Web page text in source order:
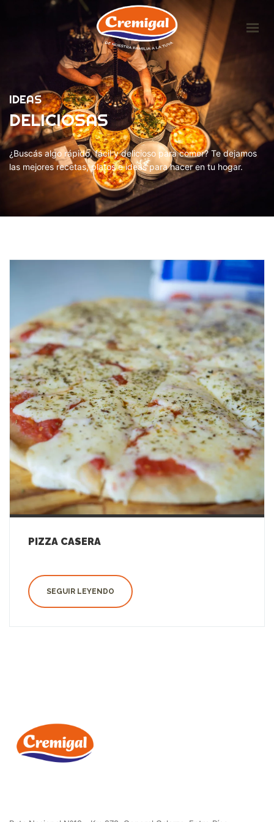
HOME
LA EMPRESA
PRODUCTOS
IDEAS DELICIOSAS
CONTACTO
IDEAS
DELICIOSAS
¿Buscás algo rápido, fácil y delicioso para comer? Te dejamos
las mejores recetas, platos e ideas para hacer en tu hogar.
PIZZA CASERA
SEGUIR LEYENDO